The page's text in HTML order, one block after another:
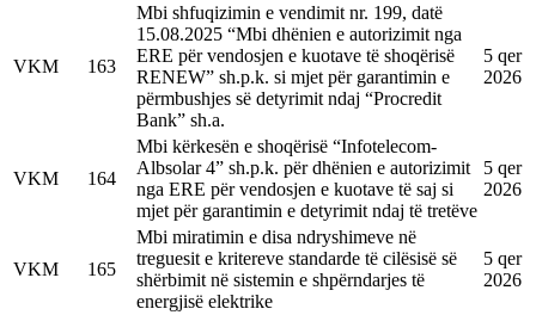
VKM 163
Mbi shfuqizimin e vendimit nr. 199, datë
15.08.2025 “Mbi dhënien e autorizimit nga
ERE për vendosjen e kuotave të shoqërisë
RENEW” sh.p.k. si mjet për garantimin e
përmbushjes së detyrimit ndaj “Procredit
Bank” sh.a.
5 qer
2026
VKM 164
Mbi kërkesën e shoqërisë “Infotelecom-
Albsolar 4” sh.p.k. për dhënien e autorizimit
nga ERE për vendosjen e kuotave të saj si
mjet për garantimin e detyrimit ndaj të tretëve
5 qer
2026
VKM 165
Mbi miratimin e disa ndryshimeve në
treguesit e kritereve standarde të cilësisë së
shërbimit në sistemin e shpërndarjes të
energjisë elektrike
5 qer
2026